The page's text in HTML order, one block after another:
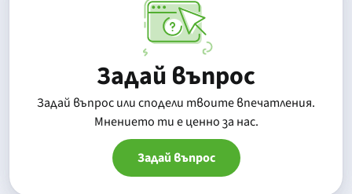
Задай въпрос
Задай въпрос или сподели твоите впечатления.
Mнението ти е ценно за нас.
Задай въпрос